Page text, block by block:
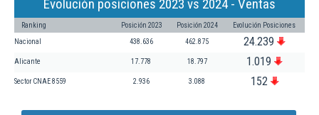
Evolución posiciones 2023 vs 2024 - Ventas
Ranking Posición 2023 Posición 2024 Evolución Posiciones
Nacional 438.636 462.875 24.239
Alicante 17.778 18.797 1.019
Sector CNAE 8559 2.936 3.088 152